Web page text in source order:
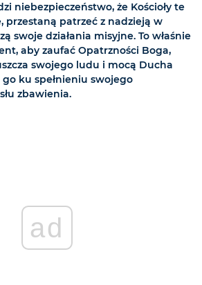
niebezpieczeństwo, że Kościoły te
przestaną patrzeć z nadzieją w
swoje działania misyjne. To właśnie
aby zaufać Opatrzności Boga,
swojego ludu i mocą Ducha
ku spełnieniu swojego
zbawienia.
ad